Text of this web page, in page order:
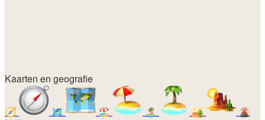
Kaarten en geografie
🧭 🗺️ 🏖️ 🏝️ 🏜️ 🌋